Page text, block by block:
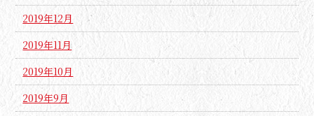
2019年12月
2019年11月
2019年10月
2019年9月